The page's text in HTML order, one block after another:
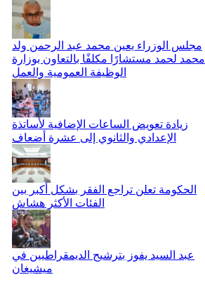
مجلس الوزراء يعين محمد عبد الرحمن ولد
محمد لحمد مستشارًا مكلفًا بالتعاون بوزارة
الوظيفة العمومية والعمل
زيادة تعويض الساعات الإضافية لأساتذة
الإعدادي والثانوي إلى عشرة أضعاف
الحكومة تعلن تراجع الفقر بشكل أكبر بين
الفئات الأكثر هشاش
عبد السيد يفوز بترشيح الديمقراطيين في
ميشيغان